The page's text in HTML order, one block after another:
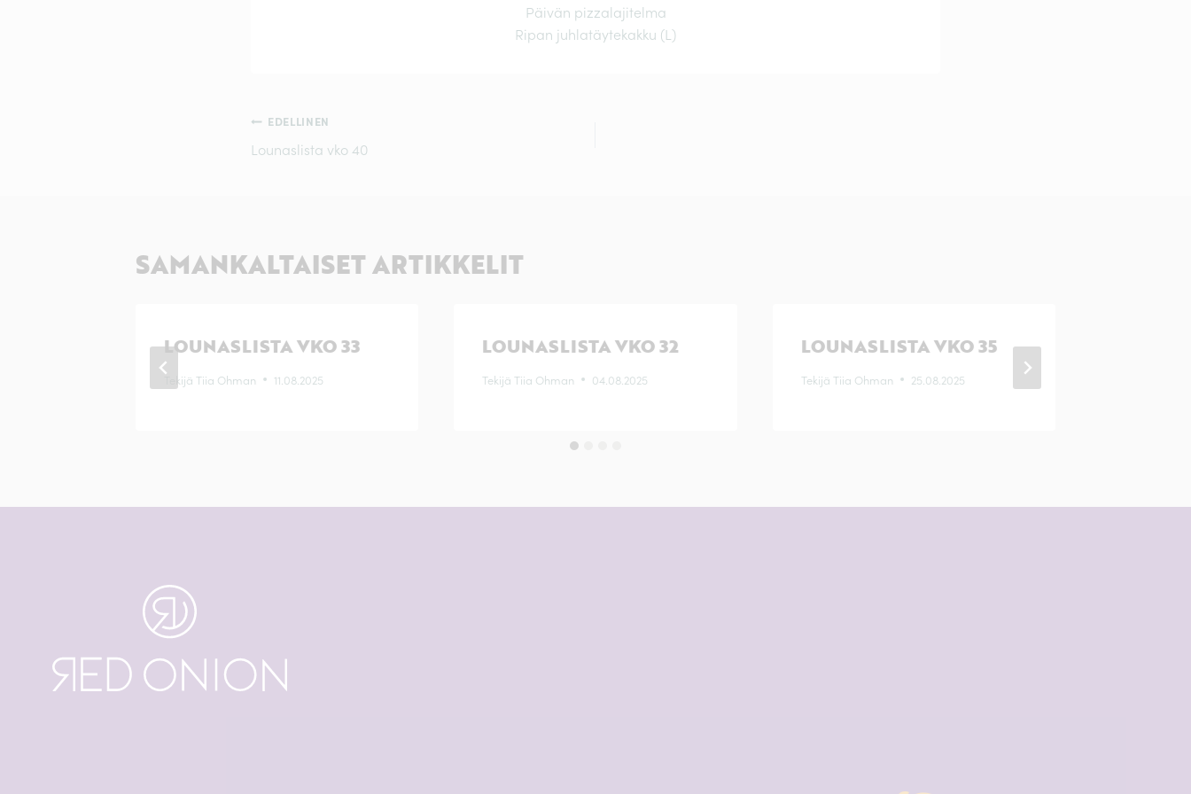
Päivän pizzalajitelma
Ripan juhlatäytekakku (L)
ARTIKKELIEN
SELAUS
EDELLINEN
Lounaslista vko 40
SAMANKALTAISET ARTIKKELIT
LOUNASLISTA VKO 33
Tekijä Tiia Ohman 11.08.2025
LOUNASLISTA VKO 32
Tekijä Tiia Ohman 04.08.2025
LOUNASLISTA VKO 35
Tekijä Tiia Ohman 25.08.2025